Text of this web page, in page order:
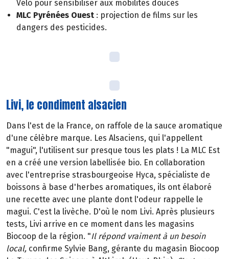
Vélo pour sensibiliser aux mobilités douces
MLC Pyrénées Ouest : projection de films sur les
dangers des pesticides.
Livi, le condiment alsacien
Dans l'est de la France, on raffole de la sauce aromatique
d'une célèbre marque. Les Alsaciens, qui l'appellent
"magui", l'utilisent sur presque tous les plats ! La MLC Est
en a créé une version labellisée bio. En collaboration
avec l'entreprise strasbourgeoise Hyca, spécialiste de
boissons à base d'herbes aromatiques, ils ont élaboré
une recette avec une plante dont l'odeur rappelle le
magui. C'est la livèche. D'où le nom Livi. Après plusieurs
tests, Livi arrive en ce moment dans les magasins
Biocoop de la région. "Il répond vraiment à un besoin
local, confirme Sylvie Bang, gérante du magasin Biocoop